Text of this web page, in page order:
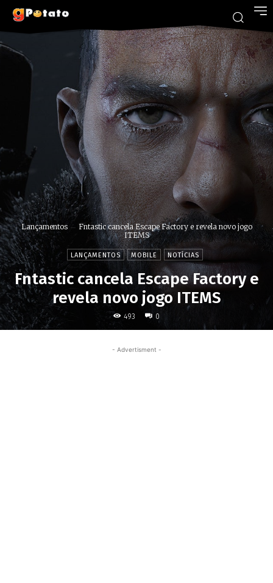
Lançamentos
Fntastic cancela Escape Factory e revela novo jogo
ITEMS
LANÇAMENTOS MOBILE NOTÍCIAS
Fntastic cancela Escape Factory e
revela novo jogo ITEMS
493 0
- Advertisment -